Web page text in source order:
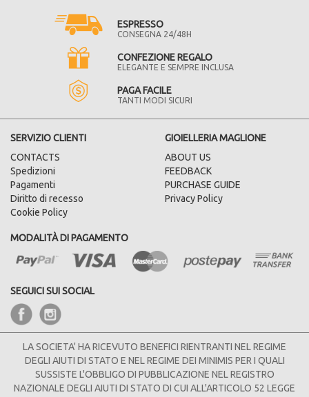
ESPRESSO
CONSEGNA 24/48H
CONFEZIONE REGALO
ELEGANTE E SEMPRE INCLUSA
PAGA FACILE
TANTI MODI SICURI
SERVIZIO CLIENTI
CONTACTS
Spedizioni
Pagamenti
Diritto di recesso
Cookie Policy
GIOIELLERIA MAGLIONE
ABOUT US
FEEDBACK
PURCHASE GUIDE
Privacy Policy
MODALITÀ DI PAGAMENTO
SEGUICI SUI SOCIAL
LA SOCIETA' HA RICEVUTO BENEFICI RIENTRANTI NEL REGIME
DEGLI AIUTI DI STATO E NEL REGIME DEI MINIMIS PER I QUALI
SUSSISTE L'OBBLIGO DI PUBBLICAZIONE NEL REGISTRO
NAZIONALE DEGLI AIUTI DI STATO DI CUI ALL'ARTICOLO 52 LEGGE